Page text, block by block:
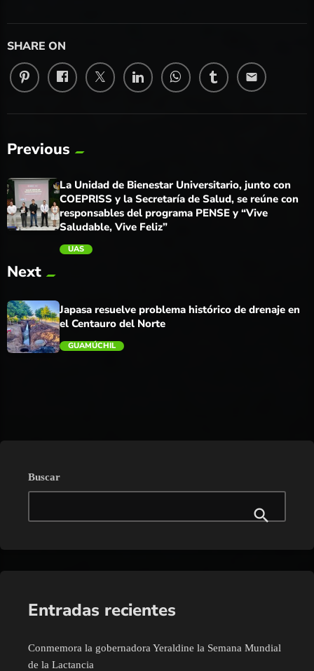
SHARE ON
email
Previous
trending_flat
La Unidad de Bienestar Universitario, junto con
COEPRISS y la Secretaría de Salud, se reúne con
responsables del programa PENSE y “Vive
Saludable, Vive Feliz”
UAS
Next
Japasa resuelve problema histórico de drenaje en
el Centauro del Norte
GUAMÚCHIL
Buscar
Entradas recientes
Conmemora la gobernadora Yeraldine la Semana Mundial
de la Lactancia